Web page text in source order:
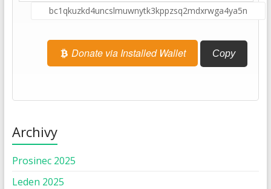
Donate via Installed Wallet Copy
Archivy
Prosinec 2025
Leden 2025